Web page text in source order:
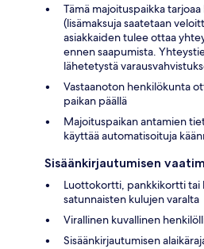
Tämä majoituspaikka
(lisämaksuja saatetaan
asiakkaiden tulee ottaa
ennen saapumista.
lähetetystä
Vastaanoton henkilökunta
paikan päällä
Majoituspaikan antamien
käyttää automatisoituja
Sisäänkirjautumisen
Luottokortti, pankkikortti tai
satunnaisten kulujen varalta
Virallinen kuvallinen
Sisäänkirjautumisen